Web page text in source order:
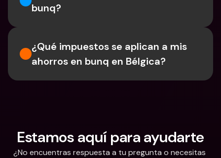
bunq?
¿Qué impuestos se aplican a mis
ahorros en bunq en Bélgica?
Estamos aquí para ayudarte
¿No encuentras respuesta a tu pregunta o necesitas